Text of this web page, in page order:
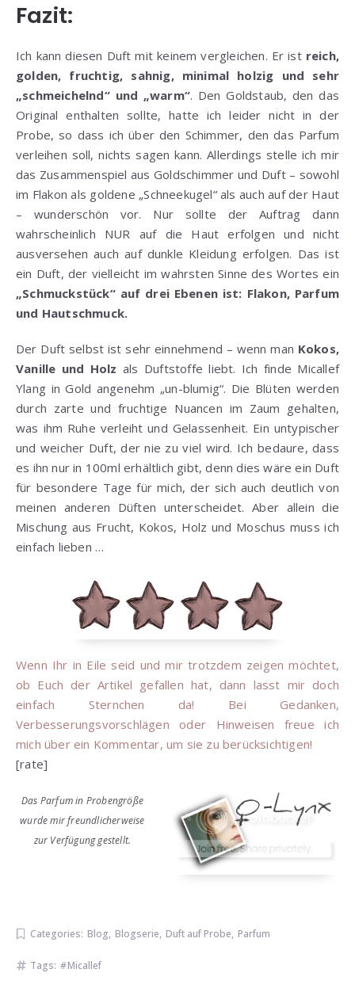
Fazit:
Ich kann diesen Duft mit keinem vergleichen. Er ist reich,
golden, fruchtig, sahnig, minimal holzig und sehr
„schmeichelnd“ und „warm“. Den Goldstaub, den das
Original enthalten sollte, hatte ich leider nicht in der
Probe, so dass ich über den Schimmer, den das Parfum
verleihen soll, nichts sagen kann. Allerdings stelle ich mir
das Zusammenspiel aus Goldschimmer und Duft – sowohl
im Flakon als goldene „Schneekugel“ als auch auf der Haut
– wunderschön vor. Nur sollte der Auftrag dann
wahrscheinlich NUR auf die Haut erfolgen und nicht
ausversehen auch auf dunkle Kleidung erfolgen. Das ist
ein Duft, der vielleicht im wahrsten Sinne des Wortes ein
„Schmuckstück“ auf drei Ebenen ist: Flakon, Parfum
und Hautschmuck.
Der Duft selbst ist sehr einnehmend – wenn man Kokos,
Vanille und Holz als Duftstoffe liebt. Ich finde Micallef
Ylang in Gold angenehm „un-blumig“. Die Blüten werden
durch zarte und fruchtige Nuancen im Zaum gehalten,
was ihm Ruhe verleiht und Gelassenheit. Ein untypischer
und weicher Duft, der nie zu viel wird. Ich bedaure, dass
es ihn nur in 100ml erhältlich gibt, denn dies wäre ein Duft
für besondere Tage für mich, der sich auch deutlich von
meinen anderen Düften unterscheidet. Aber allein die
Mischung aus Frucht, Kokos, Holz und Moschus muss ich
einfach lieben …
Wenn Ihr in Eile seid und mir trotzdem zeigen möchtet,
ob Euch der Artikel gefallen hat, dann lasst mir doch
einfach Sternchen da! Bei Gedanken,
Verbesserungsvorschlägen oder Hinweisen freue ich
mich über ein Kommentar, um sie zu berücksichtigen!
[rate]
Das Parfum in Probengröße
wurde mir freundlicherweise
zur Verfügung gestellt.
Categories: Blog, Blogserie, Duft auf Probe, Parfum
Tags: Micallef